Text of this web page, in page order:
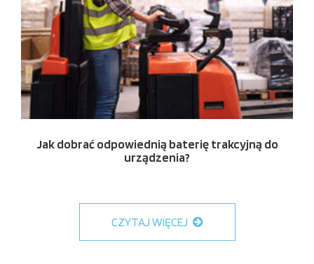
Jak dobrać odpowiednią baterię trakcyjną do
urządzenia?
CZYTAJ WIĘCEJ